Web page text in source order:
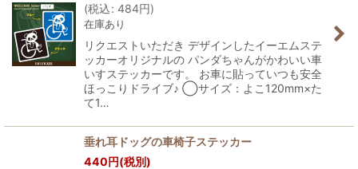
(税込: 484円)
在庫あり
リクエストいただき デザインしたイーエムステ
ッカーオリジナルの パンダちゃんがかわいい車
いすステッカーです。 お車に貼っていつも安全
ほっこりドライブ♪ ◯サイズ：よこ120mm×た
て1…
垂れ耳ドッグの車椅子ステッカー
440円(税別)